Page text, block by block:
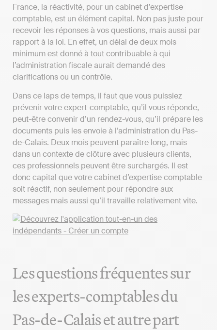
France, la réactivité, pour un cabinet d’expertise
comptable, est un élément capital. Non pas juste pour
recevoir les réponses à vos questions, mais aussi par
rapport à la loi. En effet, un délai de deux mois
minimum est donné à tout contribuable à qui
l’administration fiscale aurait demandé des
clarifications ou un contrôle.
Dans ce laps de temps, il faut que vous puissiez
prévenir votre expert-comptable, qu’il vous réponde,
peut-être convenir d’un rendez-vous, qu’il prépare les
documents puis les envoie à l’administration du Pas-
de-Calais. Deux mois peuvent paraître long, mais
dans un contexte de clôture avec plusieurs clients,
ces professionnels peuvent être surchargés. Il est
donc capital que votre cabinet d’expertise comptable
soit réactif, non seulement pour répondre aux
messages mais aussi qu’il travaille relativement vite.
Les questions fréquentes sur
les experts-comptables du
Pas-de-Calais et autre part